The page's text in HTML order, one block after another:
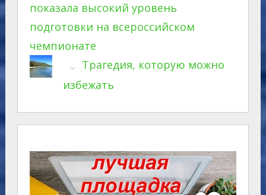
показала высокий уровень
подготовки на всероссийском
чемпионате
Трагедия, которую можно
избежать